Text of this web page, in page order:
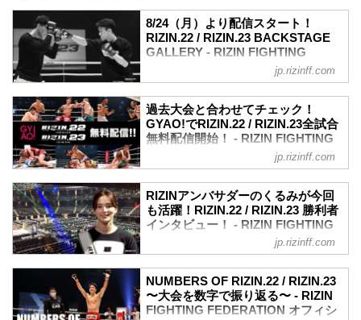
ソウザ。マウントを取られ強打を浴びた
矢地は、サトシとの力の差を感じたこと
を告白する。一方、久々にRIZINのリング
で勝利を飾ったサトシはこれからも日本
の舞台で戦い続けると言い切った。
また注目のフェザー級戦線で鮮烈な勝利
を飾り朝倉未来との対戦が囁かれる斎藤
裕は、舞台裏で...
収めた「BACKSTAGE GALLERY」
8/24（月）より配信スタート！
RIZIN.22 / RIZIN.23 BACKSTAGE
GALLERY - RIZIN FIGHTING
FEDERATION オフィシャルサイト
収めた「BACKSTAGE GALLERY」。
8月9日（日）、10日（祝・月）ぴあアリ
ーナMMで開催されたRIZIN.22 -
CALLING OVER -のバックステージフォ
トが、8月24日（月）よりRIZIN FFオフ
ィシャルTwitterとinstagramでデイリー配
信されるぞ！
是非オフィシャルアカウントをフォロー
して、バックステージフォトをチェック
しよう！
RIZIN FF 公式Tw...
jp.rizinff.com
過去大会と合わせてチェック！
GYAO!でRIZIN.22 / RIZIN.23全試合
無料配信開始！ - RIZIN FIGHTING
FEDERATION オフィシャルサイト
ーナMMにて開催されたRIZIN.22 -
STARTING OVER - / RIZIN.23 -
CALLING OVER -の全18試合がGYAO!で
RIZIN.22 / RIZIN.23 特集｜無料動画｜
GYAO![ギャオ]
会場に行けない“すべての格闘技ファン”へ
――。2020年8月にぴあアリーナMMで開
jp.rizinff.com
RIZINアンバサダーのくるみが今回
も活躍！RIZIN.22 / RIZIN.23 勝利者
インタビュー！ - RIZIN FIGHTING
FEDERATION オフィシャルサイト
ーナMMにて開催されたRIZIN.22 -
STARTING OVER - / RIZIN.23 -
CALLING OVER -で、RIZINアンバサダー
jp.rizinff.com
NUMBERS OF RIZIN.22 / RIZIN.23
〜大会を数字で振り返る〜 - RIZIN
FIGHTING FEDERATION オフィシ